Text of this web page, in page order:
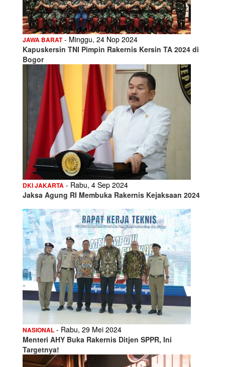
JAWA BARAT- Minggu, 24 Nop 2024
Kapuskersin TNI Pimpin Rakernis Kersin TA 2024 di
Bogor
DKI JAKARTA - Rabu, 4 Sep 2024
Jaksa Agung RI Membuka Rakernis Kejaksaan 2024
NASIONAL - Rabu, 29 Mei 2024
Menteri AHY Buka Rakernis Ditjen SPPR, Ini
Targetnya!